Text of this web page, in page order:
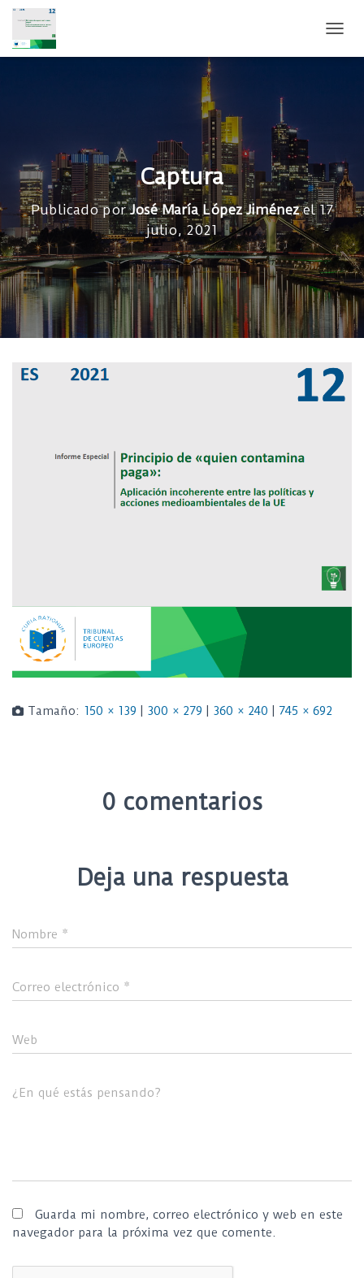
Captura
Publicado porJosé María López Jiménezel17
julio, 2021
Tamaño: 150 × 139 300 × 279 360 × 240 745 × 692
0 comentarios
Deja una respuesta
Nombre *
Correo electrónico *
Web
¿En qué estás pensando?
Guarda mi nombre, correo electrónico y web en este
navegador para la próxima vez que comente.